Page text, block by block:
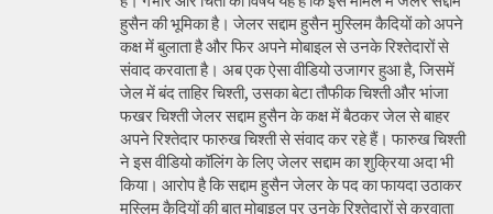
हुसैन की भूमिका है। जेलर सद्दाम हुसैन मुस्लिम कैदियों को अपने
कक्ष में बुलाता है और फिर अपने मोबाइल से उनके रिश्तेदारों से
संवाद करवाता है। अब एक ऐसा वीडियो उजागर हुआ है, जिसमें
जेल में बंद ताहिर चिश्ती, उसका बेटा तौफीक चिश्ती और भांजा
फखर चिश्ती जेलर सद्दाम हुसैन के कक्ष में बैठकर जेल से बाहर
अपने रिश्तेदार फारुख चिश्ती से संवाद कर रहे हैं। फारुख चिश्ती
ने इस वीडियो कॉलिंग के लिए जेलर सद्दाम का शुक्रिया अदा भी
किया। आरोप है कि सद्दाम हुसैन जेलर के पद का फायदा उठाकर
मुस्लिम कैदियों की बात मोबाइल पर उनके रिश्तेदारों से करवाता